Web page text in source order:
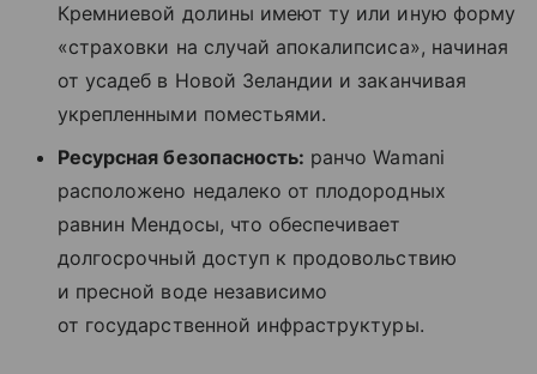
Кремниевой долины имеют ту или иную форму
«страховки на случай апокалипсиса», начиная
от усадеб в Новой Зеландии и заканчивая
укрепленными поместьями.
Ресурсная безопасность: ранчо Wamani
расположено недалеко от плодородных
равнин Мендосы, что обеспечивает
долгосрочный доступ к продовольствию
и пресной воде независимо
от государственной инфраструктуры.